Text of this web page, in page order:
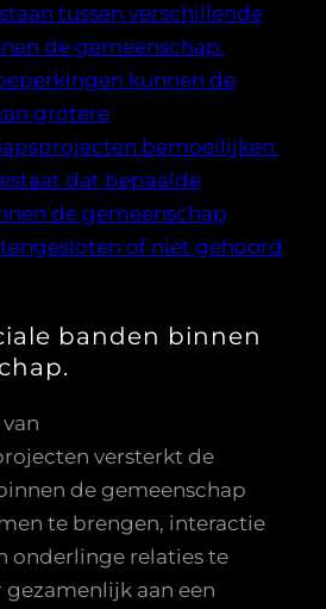
tussen verschillende
de gemeenschap.
kunnen de
grotere
bemoeilijken.
dat bepaalde
de gemeenschap
of niet gehoord
banden binnen
versterkt de
de gemeenschap
te brengen, interactie
onderlinge relaties te
gezamenlijk aan een